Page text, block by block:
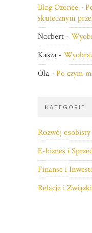
Blog Ozonee -
skutecznym
Norbert -
Kasza -
Ola - Po czym
KATEGORIE
Rozwój
E-biznes i
Finanse i
Relacje i Związki